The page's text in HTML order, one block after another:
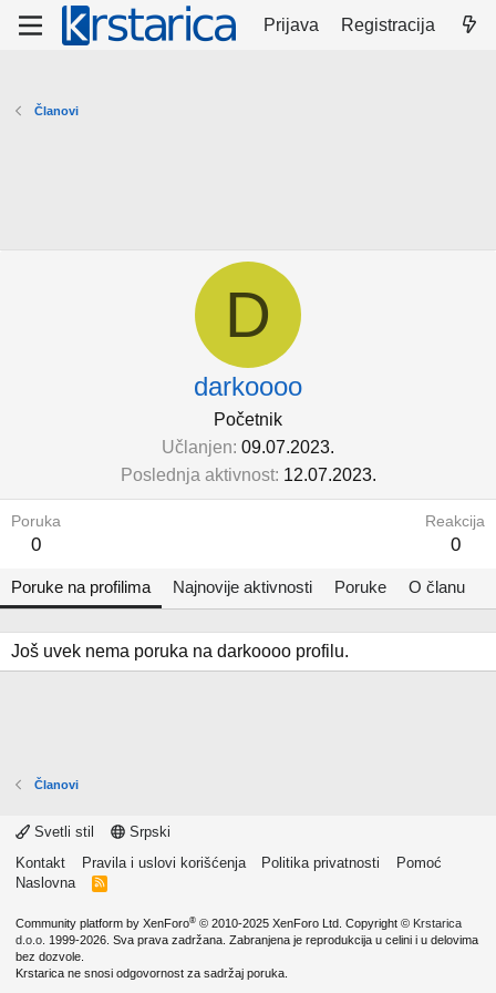
Prijava Registracija
Članovi
D
darkoooo
Početnik
Učlanjen 09.07.2023.
Poslednja aktivnost 12.07.2023.
Poruka
0
Reakcija
0
Poruke na profilima Najnovije aktivnosti Poruke O članu
Još uvek nema poruka na darkoooo profilu.
Članovi
Svetli stil
Srpski
Kontakt
Pravila i uslovi korišćenja Politika privatnosti
Pomoć
Naslovna
R
Community platform by XenForo® © 2010-2025 XenForo Ltd. Copyright © Krstarica
d.o.o. 1999-2026. Sva prava zadržana. Zabranjena je reprodukcija u celini i u delovima
bez dozvole.
Krstarica ne snosi odgovornost za sadržaj poruka.